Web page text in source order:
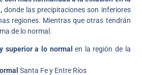
donde las precipitaciones son inferiores
regiones. Mientras que otras tendrán
de lo normal.
superior a lo normalen la región de la
Santa Fe y Entre Ríos